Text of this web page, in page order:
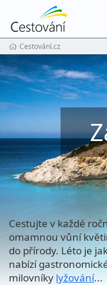
Cestování.cz
Cestujte v každé
omamnou vůní
do přírody. Léto je
nabízí
milovníky lyžování...